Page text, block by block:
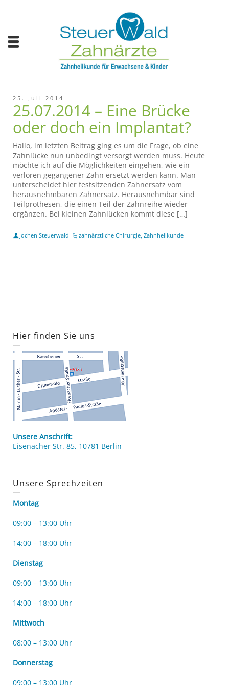
25. Juli 2014
25.07.2014 – Eine Brücke
oder doch ein Implantat?
Hallo, im letzten Beitrag ging es um die Frage, ob eine
Zahnlücke nun unbedingt versorgt werden muss. Heute
möchte ich auf die Möglichkeiten eingehen, wie ein
verloren gegangener Zahn ersetzt werden kann. Man
unterscheidet hier festsitzenden Zahnersatz vom
herausnehmbaren Zahnersatz. Herausnehmbar sind
Teilprothesen, die einen Teil der Zahnreihe wieder
ergänzen. Bei kleinen Zahnlücken kommt diese […]
Jochen Steuerwald zahnärztliche Chirurgie,Zahnheilkunde
Hier finden Sie uns
Unsere Anschrift:
Eisenacher Str. 85, 10781 Berlin
Unsere Sprechzeiten
Montag
09:00 – 13:00 Uhr
14:00 – 18:00 Uhr
Dienstag
09:00 – 13:00 Uhr
14:00 – 18:00 Uhr
Mittwoch
08:00 – 13:00 Uhr
Donnerstag
09:00 – 13:00 Uhr